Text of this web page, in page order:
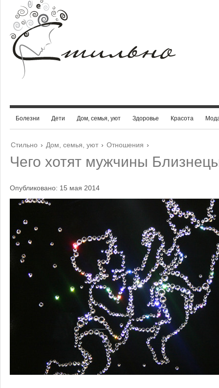
Болезни Дети Дом, семья, уют Здоровье Красота
Стильно › Дом, семья, уют › Отношения ›
Чего хотят мужчины
Опубликовано: 15 мая 2014